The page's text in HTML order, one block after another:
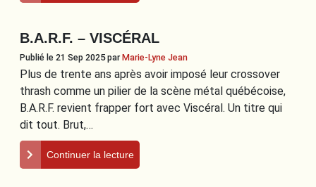
B.A.R.F. – VISCÉRAL
Publié le 21 Sep 2025parMarie-Lyne Jean
Plus de trente ans après avoir imposé leur crossover
thrash comme un pilier de la scène métal québécoise,
B.A.R.F. revient frapper fort avec Viscéral. Un titre qui
dit tout. Brut,…
Continuer la lecture